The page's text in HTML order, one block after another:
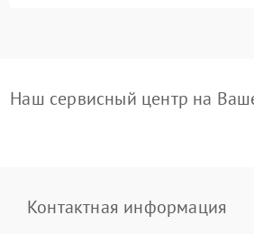
Наш сервисный центр на
Контактная информация